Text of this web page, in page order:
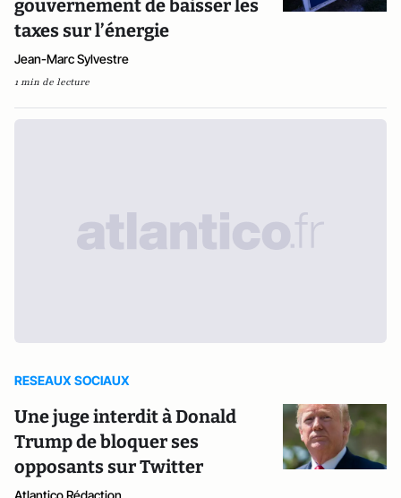
gouvernement de baisser les
taxes sur l’énergie
Jean-Marc Sylvestre
1 min de lecture
RESEAUX SOCIAUX
Une juge interdit à Donald
Trump de bloquer ses
opposants sur Twitter